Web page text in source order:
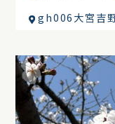
gh006大宮吉